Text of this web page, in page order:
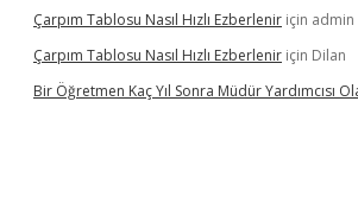
Çarpım Tablosu Nasıl Hızlı Ezberlenir için admin
Çarpım Tablosu Nasıl Hızlı Ezberlenir için Dilan
Bir Öğretmen Kaç Yıl Sonra Müdür Yardımcısı